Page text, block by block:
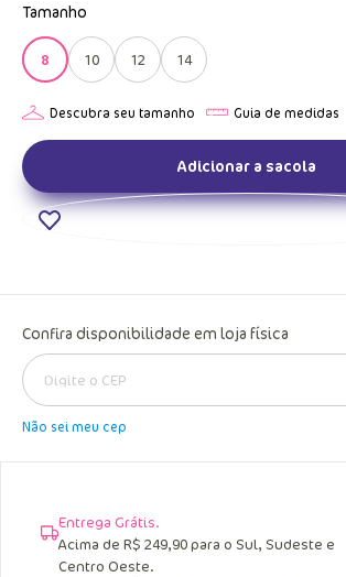
Tamanho
8 10 12 14
Adicionar a sacola
Confira disponibilidade em loja física
Não sei meu cep
Entrega Grátis.
Acima de R$ 249,90 para o Sul, Sudeste e
Centro Oeste.